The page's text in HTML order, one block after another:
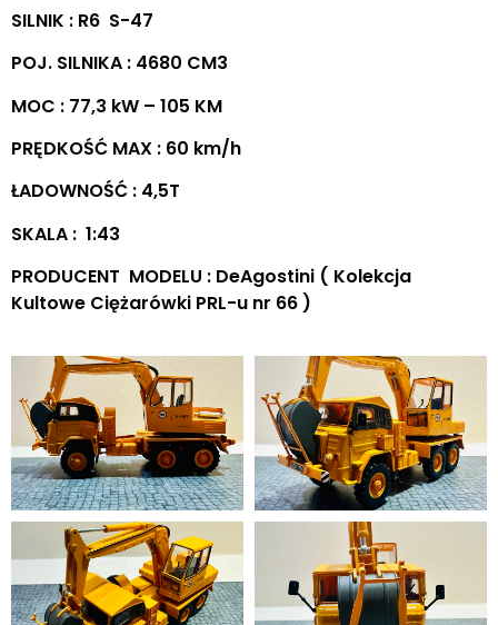
SILNIK : R6 S-47
POJ. SILNIKA : 4680 CM3
MOC : 77,3 kW – 105 KM
PRĘDKOŚĆ MAX : 60 km/h
ŁADOWNOŚĆ : 4,5T
SKALA : 1:43
PRODUCENT MODELU : DeAgostini ( Kolekcja
Kultowe Ciężarówki PRL-u nr 66 )